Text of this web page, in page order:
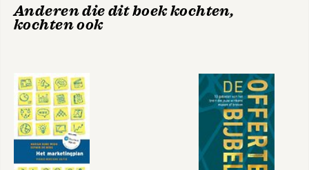
Het marketingplan,
met MyLab NL
Bekijk alle boeken
9. Geïntegreerde marketingcommunicatie
10. Prestatiemeting en beheer
Noten
Index
Anderen die dit boek kochten,
kochten ook